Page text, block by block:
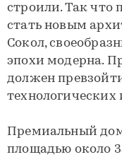
строили. Так что
стать новым
Сокол,
эпохи модерна.
должен
Премиальный
площадью около